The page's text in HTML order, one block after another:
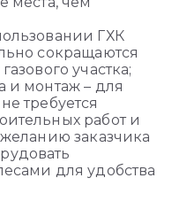
ГХК
сокращаются
участка;
и монтаж – для
требуется
работ и
заказчика
для удобства